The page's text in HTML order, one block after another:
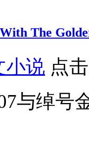
The
小说 点
与绰号